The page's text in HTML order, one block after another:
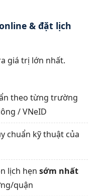
& đặt lịch
giá trị lớn nhất.
theo từng trường
/ VNeID
chuẩn kỹ thuật của
lịch hẹn sớm nhất
quận